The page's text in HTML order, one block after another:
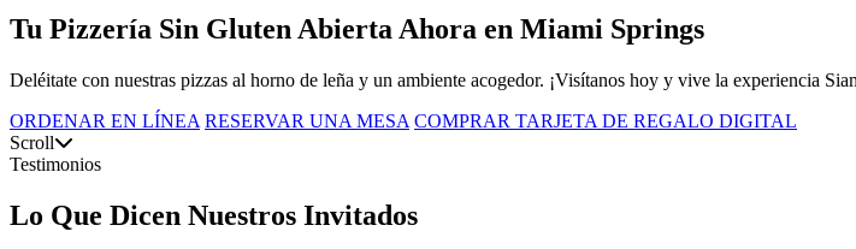
Tu Pizzería Sin Gluten Abierta Ahora en Miami Springs
Deléitate con nuestras pizzas al horno de leña y un ambiente acogedor. ¡Visítanos hoy y vive la experiencia
ORDENAR EN LÍNEA RESERVAR UNA MESA COMPRAR TARJETA DE REGALO DIGITAL
Scroll
Testimonios
Lo Que Dicen Nuestros Invitados